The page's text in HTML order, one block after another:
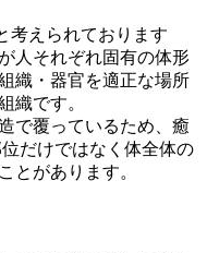
考えられております
人それぞれ固有の体形
織・器官を適正な場所
織です。
で覆っているため、癒
だけではなく体全体の
とがあります。